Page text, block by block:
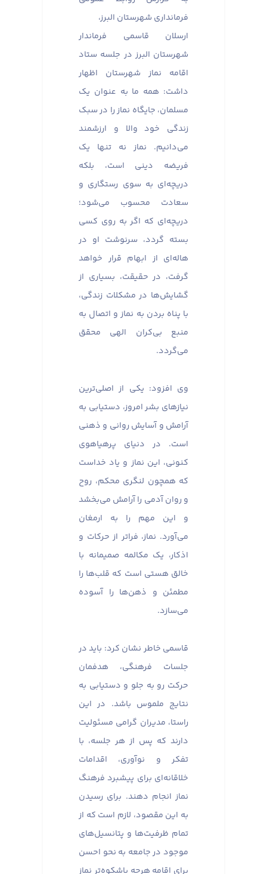
فرمانداری شهرستان البرز،
ارسلان قاسمی فرماندار
شهرستان البرز در جلسه ستاد
اقامه نماز شهرستان اظهار
داشت: همه ما به عنوان یک
مسلمان، جایگاه نماز را در سبک
زندگی خود والا و ارزشمند
می‌دانیم. نماز نه تنها یک
فریضه دینی است، بلکه
دریچه‌ای به سوی رستگاری و
سعادت محسوب می‌شود؛
دریچه‌ای که اگر به روی کسی
بسته گردد، سرنوشت او در
هاله‌ای از ابهام قرار خواهد
گرفت، در حقیقت، بسیاری از
گشایش‌ها در مشکلات زندگی،
با پناه بردن به نماز و اتصال به
منبع بی‌کران الهی محقق
می‌گردد.
وی افزود: یکی از اصلی‌ترین
نیازهای بشر امروز، دستیابی به
آرامش و آسایش روانی و ذهنی
است. در دنیای پرهیاهوی
کنونی، این نماز و یاد خداست
که همچون لنگری محکم، روح
و روان آدمی را آرامش می‌بخشد
و این مهم را به ارمغان
می‌آورد. نماز، فراتر از حرکات و
اذکار، یک مکالمه صمیمانه با
خالق هستی است که قلب‌ها را
مطمئن و ذهن‌ها را آسوده
می‌سازد.
قاسمی خاطر نشان کرد: باید در
جلسات فرهنگی، هدفمان
حرکت رو به جلو و دستیابی به
نتایج ملموس باشد. در این
راستا، مدیران گرامی مسئولیت
دارند که پس از هر جلسه، با
تفکر و نوآوری، اقدامات
خلاقانه‌ای برای پیشبرد فرهنگ
نماز انجام دهند. برای رسیدن
به این مقصود، لازم است که از
تمام ظرفیت‌ها و پتانسیل‌های
موجود در جامعه به نحو احسن
برای اقامه هرچه باشکوه‌تر نماز